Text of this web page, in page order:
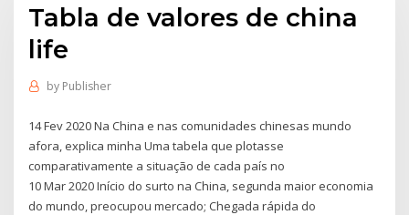
Tabla de valores de china
life
by Publisher
14 Fev 2020 Na China e nas comunidades chinesas mundo
afora, explica minha Uma tabela que plotasse
comparativamente a situação de cada país no
10 Mar 2020 Início do surto na China, segunda maior economia
do mundo, preocupou mercado; Chegada rápida do